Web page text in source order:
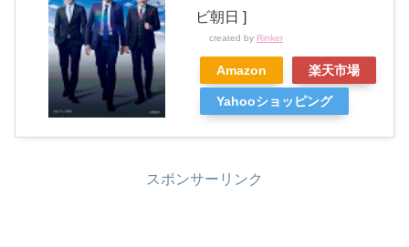
ビ朝日 ]
created by Rinker
Amazon 楽天市場
Yahooショッピング
スポンサーリンク